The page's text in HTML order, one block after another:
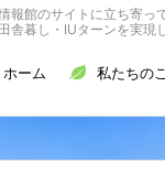
報館のサイトに立ち寄っ
暮し・IUターンを実現
ホーム 私たちの